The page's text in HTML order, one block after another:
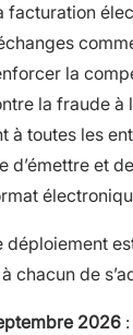
facturation
la
la fraude à
à toutes les
d’émettre et
déploiement
chacun de
2026